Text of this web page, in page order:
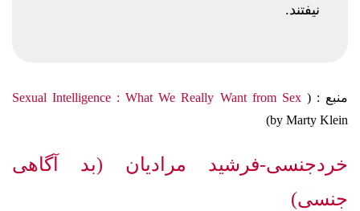
نیفتند.
منبع :(
Sexual Intelligence : What We Really Want from Sex
(by Marty Klein
خردجنسی-فرشید مرادیان (بد آگاهی
جنسی)